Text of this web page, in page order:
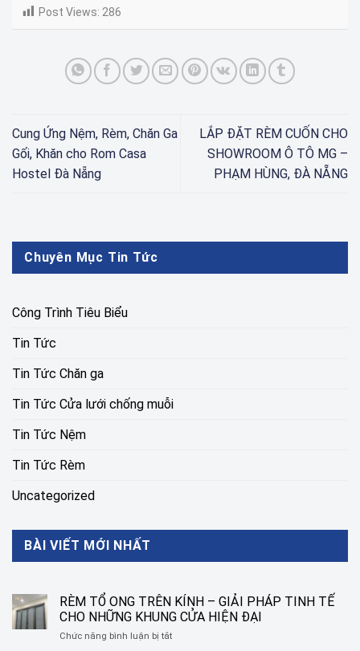
Post Views: 286
Cung Ứng Nệm, Rèm, Chăn Ga
Gối, Khăn cho Rom Casa
Hostel Đà Nẵng
LẮP ĐẶT RÈM CUỐN CHO
SHOWROOM Ô TÔ MG –
PHẠM HÙNG, ĐÀ NẴNG
Chuyên Mục Tin Tức
Công Trình Tiêu Biểu
Tin Tức
Tin Tức Chăn ga
Tin Tức Cửa lưới chống muỗi
Tin Tức Nệm
Tin Tức Rèm
Uncategorized
BÀI VIẾT MỚI NHẤT
RÈM TỔ ONG TRÊN KÍNH – GIẢI PHÁP TINH TẾ
CHO NHỮNG KHUNG CỬA HIỆN ĐẠI
Chức năng bình luận bị tắtở